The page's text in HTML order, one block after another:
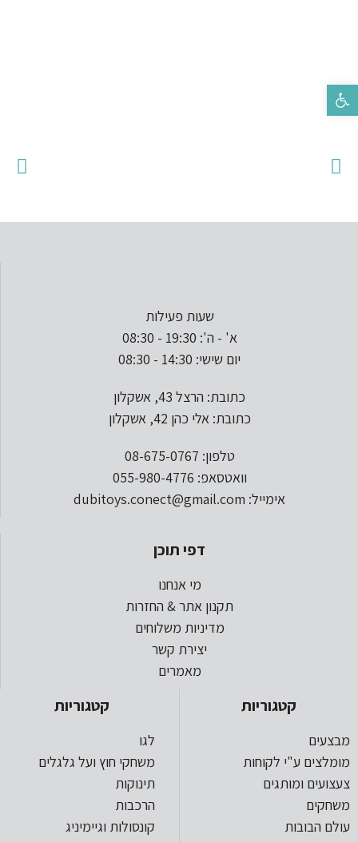
שעות פעילות
א' - ה': 19:30 - 08:30
יום שישי: 14:30 - 08:30
כתובת: הרצל 43, אשקלון
כתובת: אלי כהן 42, אשקלון
טלפון: 08-675-0767
וואטסאפ: 055-980-4776
אימייל: dubitoys.conect@gmail.com
דפי תוכן
מי אנחנו
תקנון אתר & החזרות
מדיניות משלוחים
יצירת קשר
מאמרים
קטגוריות
מבצעים
מומלצים ע"י לקוחות
צעצועים ומותגים
משחקים
עולם הבובות
קטגוריות
לגו
משחקי חוץ ועל גלגלים
תינוקות
הרכבות
קונסולות וגיימיניג
פתח סרגל נגישות